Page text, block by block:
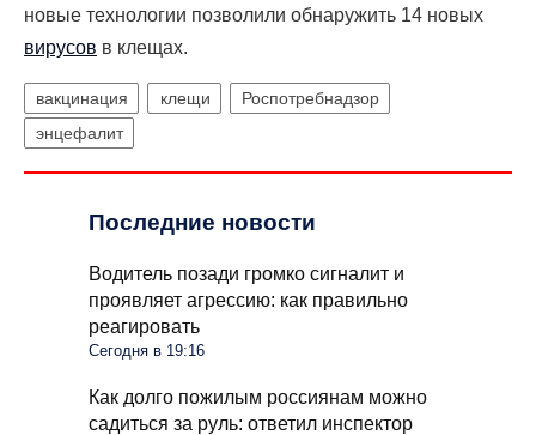
новые технологии позволили обнаружить 14 новых
вирусов в клещах.
вакцинация клещи
Роспотребнадзор
энцефалит
Последние новости
Водитель позади громко сигналит и
проявляет агрессию: как правильно
реагировать
Сегодня в 19:16
Как долго пожилым россиянам можно
садиться за руль: ответил инспектор